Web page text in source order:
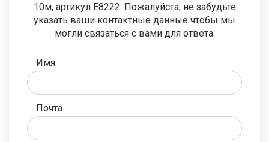
10м, артикул E8222. Пожалуйста, не забудьте
указать ваши контактные данные чтобы мы
могли связаться с вами для ответа.
Имя
Почта